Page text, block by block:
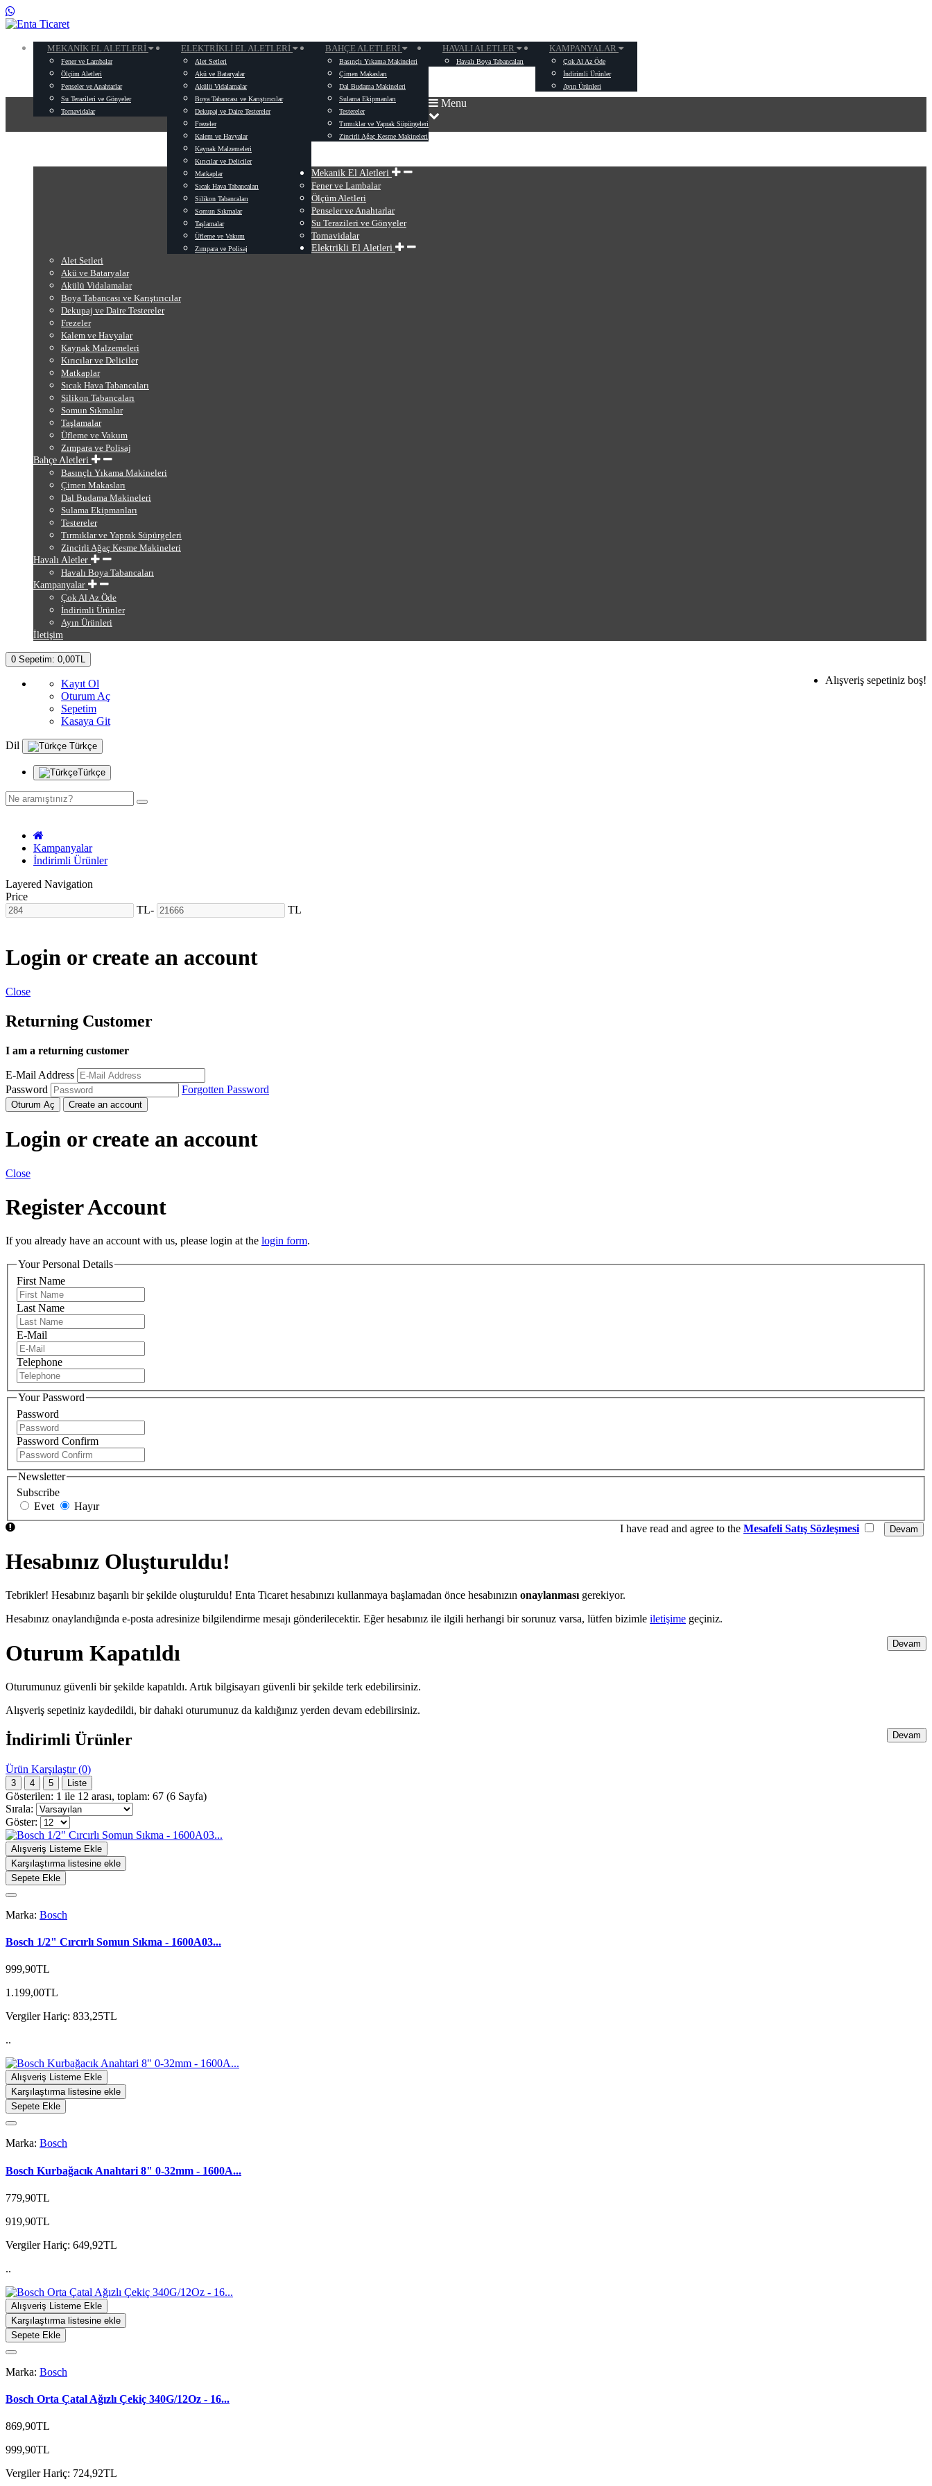
MEKANIK EL ALETLERI
Fener ve Lambalar
Ölçüm Aletleri
Penseler ve Anahtarlar
Su Terazileri ve Gönyeler
Tornavidalar
ELEKTRIKLI EL ALETLERI
Alet Setleri
Akü ve Bataryalar
Akülü Vidalamalar
Boya Tabancası ve Karıştırıcılar
Dekupaj ve Daire Testereler
Frezeler
Kalem ve Havyalar
Kaynak Malzemeleri
Kırıcılar ve Deliciler
Matkaplar
Sıcak Hava Tabancaları
Silikon Tabancaları
Somun Sıkmalar
Taşlamalar
Üfleme ve Vakum
Zımpara ve Polisaj
BAHÇE ALETLERI
Basınçlı Yıkama Makineleri
Çimen Makasları
Dal Budama Makineleri
Sulama Ekipmanları
Testereler
Tırmıklar ve Yaprak Süpürgeleri
Zincirli Ağaç Kesme Makineleri
HAVALI ALETLER
Havalı Boya Tabancaları
KAMPANYALAR
Çok Al Az Öde
İndirimli Ürünler
Ayın Ürünleri
Menu
Mekanik El Aletleri
Fener ve Lambalar
Ölçüm Aletleri
Penseler ve Anahtarlar
Su Terazileri ve Gönyeler
Tornavidalar
Elektrikli El Aletleri
Alet Setleri
Akü ve Bataryalar
Akülü Vidalamalar
Boya Tabancası ve Karıştırıcılar
Dekupaj ve Daire Testereler
Frezeler
Kalem ve Havyalar
Kaynak Malzemeleri
Kırıcılar ve Deliciler
Matkaplar
Sıcak Hava Tabancaları
Silikon Tabancaları
Somun Sıkmalar
Taşlamalar
Üfleme ve Vakum
Zımpara ve Polisaj
Bahçe Aletleri
Basınçlı Yıkama Makineleri
Çimen Makasları
Dal Budama Makineleri
Sulama Ekipmanları
Testereler
Tırmıklar ve Yaprak Süpürgeleri
Zincirli Ağaç Kesme Makineleri
Havalı Aletler
Havalı Boya Tabancaları
Kampanyalar
Çok Al Az Öde
İndirimli Ürünler
Ayın Ürünleri
İletişim
0 Sepetim: 0,00TL
Alışveriş sepetiniz boş!
Kayıt Ol
Oturum Aç
Sepetim
Kasaya Git
Dil Türkçe
Türkçe
Kampanyalar
İndirimli Ürünler
Layered Navigation
Price
TL- TL
Login or create an account
Close
Returning Customer
I am a returning customer
E-Mail Address
Password
Forgotten Password
Oturum Aç Create an account
Login or create an account
Close
Register Account
If you already have an account with us, please login at the login form.
Your Personal Details
First Name
Last Name
E-Mail
Telephone
Your Password
Password
Password Confirm
Newsletter
Subscribe
Evet
Hayır
I have read and agree to the Mesafeli Satış Sözleşmesi
Hesabınız Oluşturuldu!
Tebrikler! Hesabınız başarılı bir şekilde oluşturuldu! Enta Ticaret hesabınızı kullanmaya başlamadan önce hesabınızın onaylanması gerekiyor.
Hesabınız onaylandığında e-posta adresinize bilgilendirme mesajı gönderilecektir. Eğer hesabınız ile ilgili herhangi bir sorunuz varsa, lütfen bizimle iletişime geçiniz.
Devam
Oturum Kapatıldı
Oturumunuz güvenli bir şekilde kapatıldı. Artık bilgisayarı güvenli bir şekilde terk edebilirsiniz.
Alışveriş sepetiniz kaydedildi, bir dahaki oturumunuz da kaldığınız yerden devam edebilirsiniz.
Devam
İndirimli Ürünler
Ürün Karşılaştır (0)
3 4 5 Liste
Gösterilen: 1 ile 12 arası, toplam: 67 (6 Sayfa)
Sırala:
Göster:
Alışveriş Listeme Ekle
Karşılaştırma listesine ekle
Sepete Ekle
Marka: Bosch
Bosch 1/2" Cırcırlı Somun Sıkma - 1600A03...
999,90TL
1.199,00TL
Vergiler Hariç: 833,25TL
..
Alışveriş Listeme Ekle
Karşılaştırma listesine ekle
Sepete Ekle
Marka: Bosch
Bosch Kurbağacık Anahtari 8" 0-32mm - 1600A...
779,90TL
919,90TL
Vergiler Hariç: 649,92TL
..
Alışveriş Listeme Ekle
Karşılaştırma listesine ekle
Sepete Ekle
Marka: Bosch
Bosch Orta Çatal Ağızlı Çekiç 340G/12Oz - 16...
869,90TL
999,90TL
Vergiler Hariç: 724,92TL